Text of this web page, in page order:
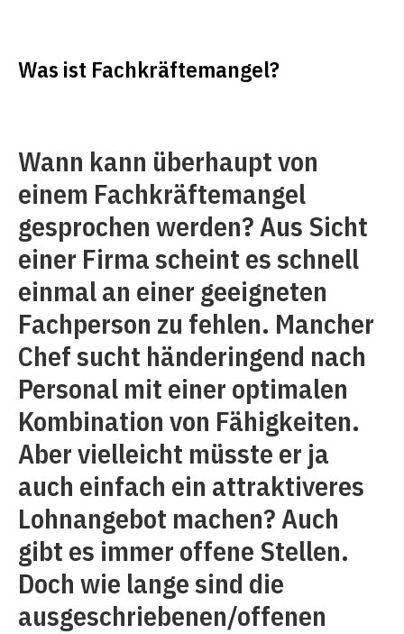
Was ist Fachkräftemangel?
Wann kann überhaupt von
einem Fachkräftemangel
gesprochen werden? Aus Sicht
einer Firma scheint es schnell
einmal an einer geeigneten
Fachperson zu fehlen. Mancher
Chef sucht händeringend nach
Personal mit einer optimalen
Kombination von Fähigkeiten.
Aber vielleicht müsste er ja
auch einfach ein attraktiveres
Lohnangebot machen? Auch
gibt es immer offene Stellen.
Doch wie lange sind die
ausgeschriebenen/offenen